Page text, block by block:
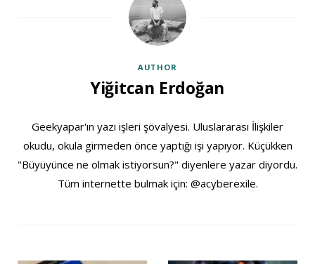
AUTHOR
Yiğitcan Erdoğan
Geekyapar'ın yazı işleri şövalyesi. Uluslararası İlişkiler
okudu, okula girmeden önce yaptığı işi yapıyor. Küçükken
"Büyüyünce ne olmak istiyorsun?" diyenlere yazar diyordu.
Tüm internette bulmak için: @acyberexile.